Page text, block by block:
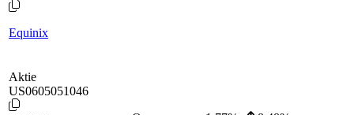
Equinix
Aktie
US0605051046